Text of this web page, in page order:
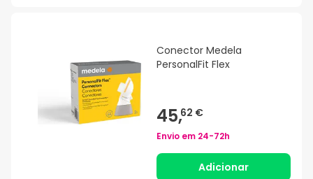
Conector Medela
PersonalFit Flex
45,62 €
Envio em 24-72h
Adicionar